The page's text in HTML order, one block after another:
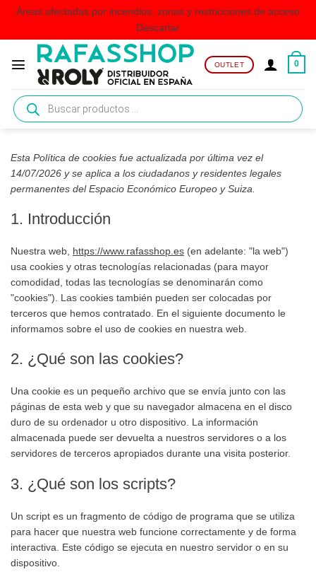
Áreas afectadas por incendios, zonas y restricciones de acceso
Descartar
contenido
OUTLET 0
Búsqueda
de
productos
Esta Política de cookies fue actualizada por última vez el
14/07/2026 y se aplica a los ciudadanos y residentes legales
permanentes del Espacio Económico Europeo y Suiza.
1. Introducción
Nuestra web, https://www.rafasshop.es (en adelante: "la web")
usa cookies y otras tecnologías relacionadas (para mayor
comodidad, todas las tecnologías se denominarán como
"cookies"). Las cookies también pueden ser colocadas por
terceros que hemos contratado. En el siguiente documento le
informamos sobre el uso de cookies en nuestra web.
2. ¿Qué son las cookies?
Una cookie es un pequeño archivo que se envía junto con las
páginas de esta web y que su navegador almacena en el disco
duro de su ordenador u otro dispositivo. La información
almacenada puede ser devuelta a nuestros servidores o a los
servidores de terceros apropiados durante una visita posterior.
3. ¿Qué son los scripts?
Un script es un fragmento de código de programa que se utiliza
para hacer que nuestra web funcione correctamente y de forma
interactiva. Este código se ejecuta en nuestro servidor o en su
dispositivo.